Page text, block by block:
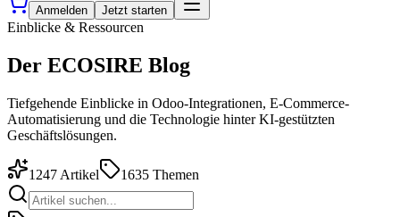
Anmelden Jetzt starten
Einblicke & Ressourcen
Der ECOSIRE Blog
Tiefgehende Einblicke in Odoo-Integrationen, E-Commerce-
Automatisierung und die Technologie hinter KI-gestützten
Geschäftslösungen.
1247 Artikel 1635 Themen